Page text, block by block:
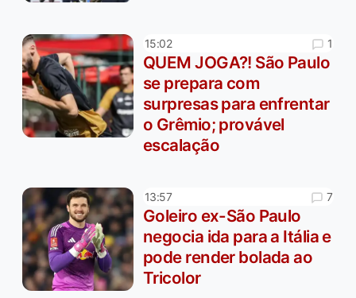
15:02 1
QUEM JOGA?! São Paulo
se prepara com
surpresas para enfrentar
o Grêmio; provável
escalação
13:57 7
Goleiro ex-São Paulo
negocia ida para a Itália e
pode render bolada ao
Tricolor